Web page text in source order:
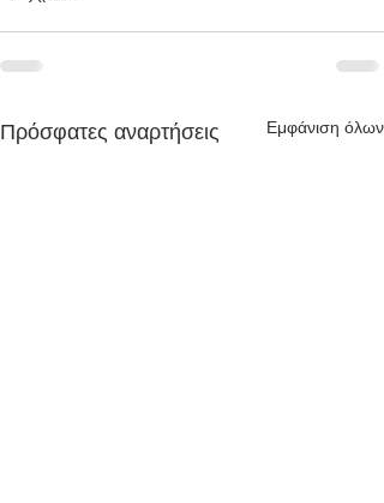
Πρόσφατες αναρτήσεις Εμφάνιση όλων